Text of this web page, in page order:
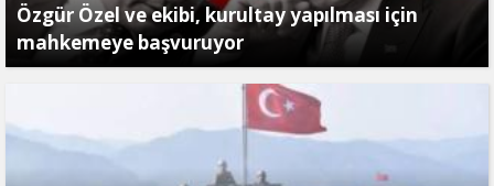
Özgür Özel ve ekibi, kurultay yapılması için
mahkemeye başvuruyor